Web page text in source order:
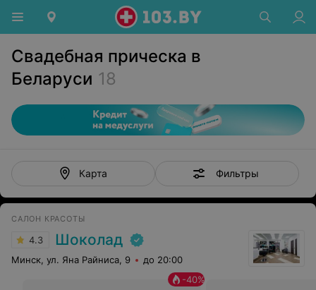
Свадебная прическа в
Беларуси 18
Карта Фильтры
САЛОН КРАСОТЫ
4.3 Шоколад
Минск, ул. Яна Райниса, 9 до 20:00
-40%